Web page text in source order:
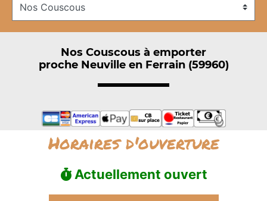
Nos Couscous à emporter
proche Neuville en Ferrain (59960)
Horaires d'ouverture
Actuellement ouvert